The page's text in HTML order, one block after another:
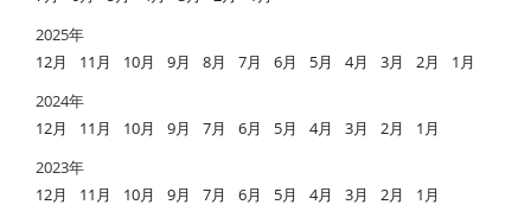
2025年
12月
11月 10月 9月 8月 7月 6月 5月 4月 3月 2月
1月
2024年
12月
11月 10月 9月 7月 6月 5月 4月 3月 2月
1月
2023年
12月
11月 10月 9月 7月 6月 5月 4月 3月 2月 1月